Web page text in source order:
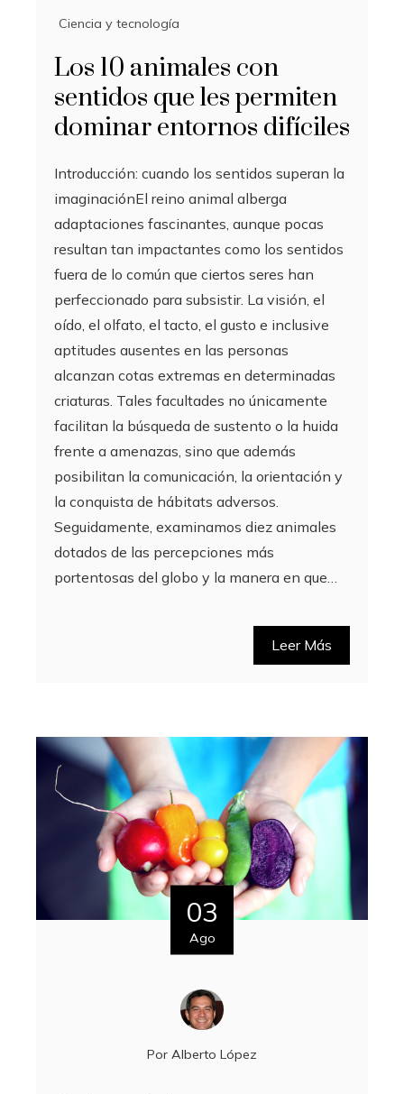
Ciencia y tecnología
Los 10 animales con
sentidos que les permiten
dominar entornos difíciles
Introducción: cuando los sentidos superan la
imaginaciónEl reino animal alberga
adaptaciones fascinantes, aunque pocas
resultan tan impactantes como los sentidos
fuera de lo común que ciertos seres han
perfeccionado para subsistir. La visión, el
oído, el olfato, el tacto, el gusto e inclusive
aptitudes ausentes en las personas
alcanzan cotas extremas en determinadas
criaturas. Tales facultades no únicamente
facilitan la búsqueda de sustento o la huida
frente a amenazas, sino que además
posibilitan la comunicación, la orientación y
la conquista de hábitats adversos.
Seguidamente, examinamos diez animales
dotados de las percepciones más
portentosas del globo y la manera en que…
Leer Más
03
Ago
Por Alberto López